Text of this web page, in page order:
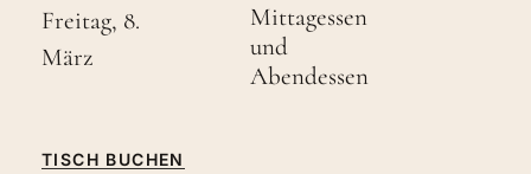
Freitag, 8.
März
Mittagessen
und
Abendessen
TISCH BUCHEN